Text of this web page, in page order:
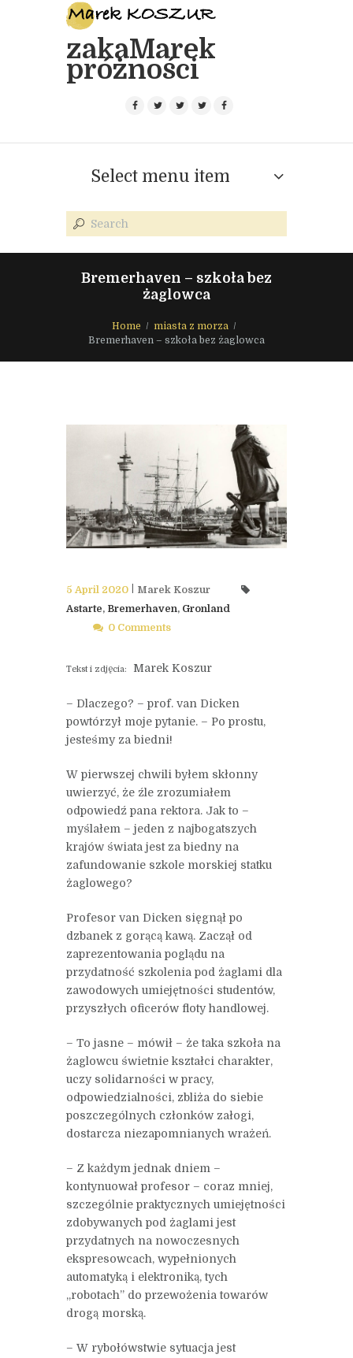
zakaMarek
próżności
Select menu item
Bremerhaven – szkoła bez
żaglowca
Home
miasta z morza
Bremerhaven – szkoła bez żaglowca
5 April 2020
Marek Koszur
Astarte, Bremerhaven, Gronland
0 Comments
Tekst i zdjęcia: Marek Koszur
– Dlaczego? – prof. van Dicken
powtórzył moje pytanie. – Po prostu,
jesteśmy za biedni!
W pierwszej chwili byłem skłonny
uwierzyć, że źle zrozumiałem
odpowiedź pana rektora. Jak to –
myślałem – jeden z najbogatszych
krajów świata jest za biedny na
zafundowanie szkole morskiej statku
żaglowego?
Profesor van Dicken sięgnął po
dzbanek z gorącą kawą. Zaczął od
zaprezentowania poglądu na
przydatność szkolenia pod żaglami dla
zawodowych umiejętności studentów,
przyszłych oficerów floty handlowej.
– To jasne – mówił – że taka szkoła na
żaglowcu świetnie kształci charakter,
uczy solidarności w pracy,
odpowiedzialności, zbliża do siebie
poszczególnych członków załogi,
dostarcza niezapomnianych wrażeń.
– Z każdym jednak dniem –
kontynuował profesor – coraz mniej,
szczególnie praktycznych umiejętności
zdobywanych pod żaglami jest
przydatnych na nowoczesnych
ekspresowcach, wypełnionych
automatyką i elektroniką, tych
„robotach” do przewożenia towarów
drogą morską.
– W rybołówstwie sytuacja jest